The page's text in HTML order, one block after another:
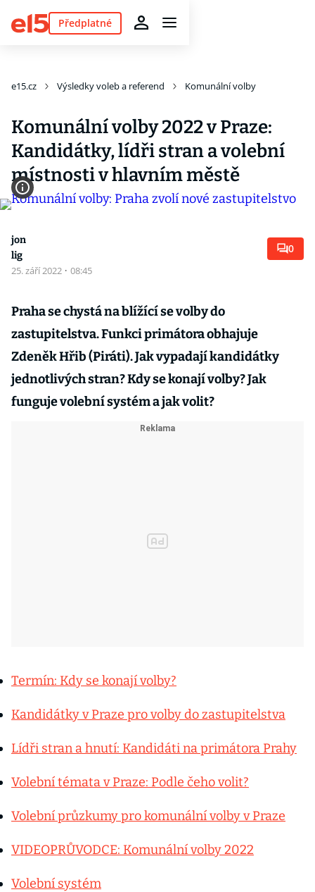
Předplatné
e15.cz Výsledky voleb a referend Komunální volby
Komunální volby 2022 v Praze:
Kandidátky, lídři stran a volební
místnosti v hlavním městě
jon
lig
25. září 2022 · 08:45
0
Praha se chystá na blížící se volby do
zastupitelstva. Funkci primátora obhajuje
Zdeněk Hřib (Piráti). Jak vypadají kandidátky
jednotlivých stran? Kdy se konají volby? Jak
funguje volební systém a jak volit?
Termín: Kdy se konají volby?
Kandidátky v Praze pro volby do zastupitelstva
Lídři stran a hnutí: Kandidáti na primátora Prahy
Volební témata v Praze: Podle čeho volit?
Volební průzkumy pro komunální volby v Praze
VIDEOPRŮVODCE: Komunální volby 2022
Volební systém